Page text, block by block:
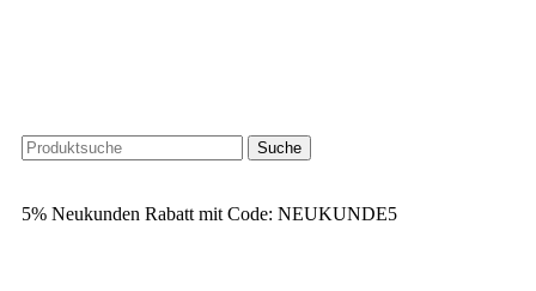
Suche
5% Neukunden Rabatt mit Code: NEUKUNDE5